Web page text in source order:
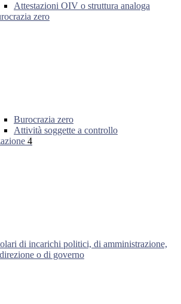
Attestazioni OIV o struttura analoga
zero
Burocrazia zero
Attività soggette a controllo
4
di incarichi politici, di amministrazione,
o di governo